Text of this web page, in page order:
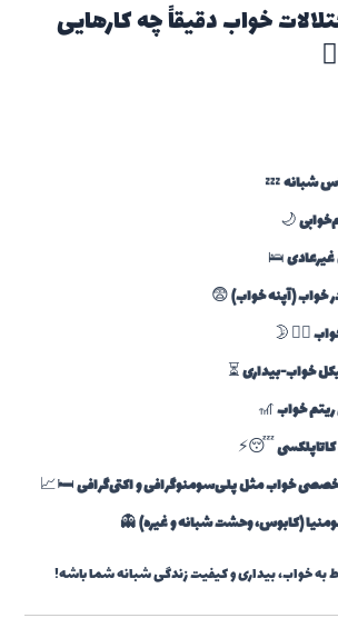
خواب دقیقاً چه کارهایی
شبانه💤
🌙
🛌
خواب (آپنه خواب)😨
🚶‍♂️🌛
خواب-بیداری⏳
خواب🎢
😴⚡
خواب مثل پلی‌سومنوگرافی و اکتی‌گرافی🛏️📈
(کابوس، وحشت شبانه و غیره)👻
به خواب، بیداری و کیفیت زندگی شبانه شما باشه!